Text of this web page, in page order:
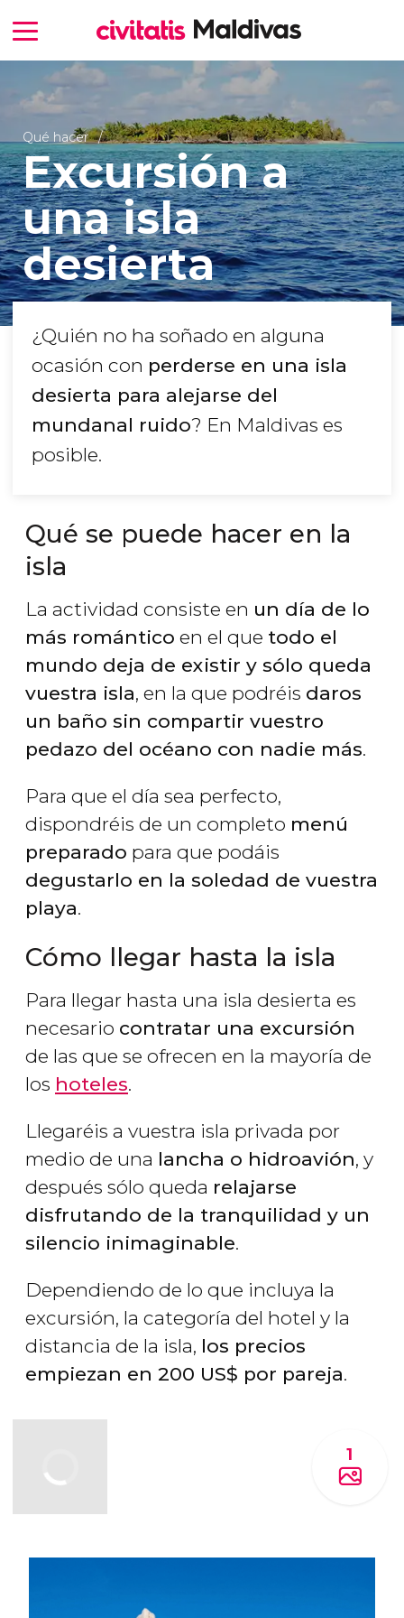
Qué hacer
Excursión a
una isla
desierta
¿Quién no ha soñado en alguna
ocasión con perderse en una isla
desierta para alejarse del
mundanal ruido? En Maldivas es
posible.
Qué se puede hacer en la
isla
La actividad consiste en un día de lo
más romántico en el que todo el
mundo deja de existir y sólo queda
vuestra isla, en la que podréis daros
un baño sin compartir vuestro
pedazo del océano con nadie más.
Para que el día sea perfecto,
dispondréis de un completo menú
preparado para que podáis
degustarlo en la soledad de vuestra
playa.
Cómo llegar hasta la isla
Para llegar hasta una isla desierta es
necesario contratar una excursión
de las que se ofrecen en la mayoría de
los hoteles.
Llegaréis a vuestra isla privada por
medio de una lancha o hidroavión, y
después sólo queda relajarse
disfrutando de la tranquilidad y un
silencio inimaginable.
Dependiendo de lo que incluya la
excursión, la categoría del hotel y la
distancia de la isla, los precios
empiezan en 200 US$ por pareja.
1